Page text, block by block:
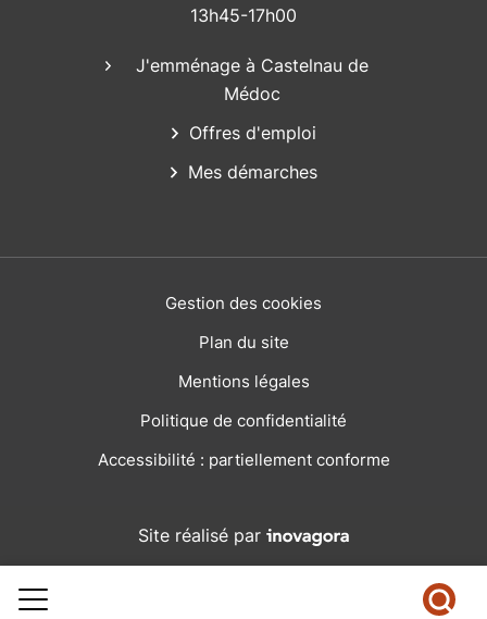
13h45-17h00
J'emménage à Castelnau de
Médoc
Offres d'emploi
Mes démarches
Gestion des cookies
Plan du site
Mentions légales
Politique de confidentialité
Accessibilité : partiellement conforme
Site réalisé par Inovagora (ouverture